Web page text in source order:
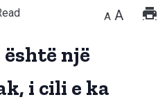
A A
një
i cili e ka